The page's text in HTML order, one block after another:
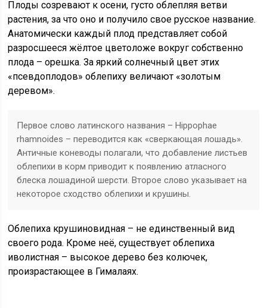
Плоды созревают к осени, густо облепляя ветви
растения, за что оно и получило свое русское название.
Анатомически каждый плод представляет собой
разросшееся жёлтое цветоложе вокруг собственно
плода – орешка. За яркий солнечный цвет этих
«псевдоплодов» облепиху величают «золотым
деревом».
Первое слово латинского названия – Hippophae
rhamnoides – переводится как «сверкающая лошадь».
Античные коневоды полагали, что добавление листьев
облепихи в корм приводит к появлению атласного
блеска лошадиной шерсти. Второе слово указывает на
некоторое сходство облепихи и крушины.
Облепиха крушиновидная – не единственный вид
своего рода. Кроме неё, существует облепиха
иволистная – высокое дерево без колючек,
произрастающее в Гималаях.